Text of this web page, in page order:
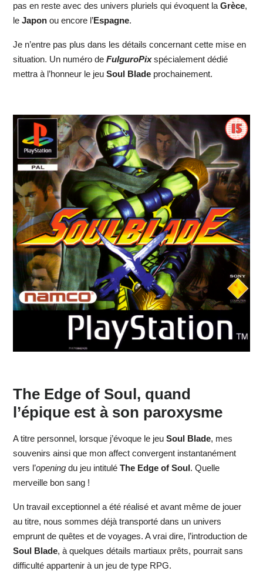
pas en reste avec des univers pluriels qui évoquent la Grèce,
le Japonou encore l’Espagne.
Je n’entre pas plus dans les détails concernant cette mise en
situation. Un numéro de FulguroPix spécialement dédié
mettra à l’honneur le jeu Soul Blade prochainement.
The Edge of Soul, quand
l’épique est à son paroxysme
A titre personnel, lorsque j’évoque le jeu Soul Blade, mes
souvenirs ainsi que mon affect convergent instantanément
vers l’openingdu jeu intitulé The Edge of Soul. Quelle
merveille bon sang !
Un travail exceptionnel a été réalisé et avant même de jouer
au titre, nous sommes déjà transporté dans un univers
emprunt de quêtes et de voyages. A vrai dire, l’introduction de
Soul Blade, à quelques détails martiaux prêts, pourrait sans
difficulté appartenir à un jeu de type RPG.